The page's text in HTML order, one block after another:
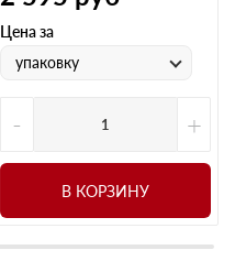
Цена за
упаковку
- +
В КОРЗИНУ